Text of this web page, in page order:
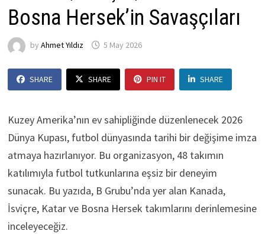
Bosna Hersek’in Savaşçıları
by Ahmet Yıldız 5 May 2026
SHARE SHARE PIN IT SHARE
Kuzey Amerika’nın ev sahipliğinde düzenlenecek 2026
Dünya Kupası, futbol dünyasında tarihi bir değişime imza
atmaya hazırlanıyor. Bu organizasyon, 48 takımın
katılımıyla futbol tutkunlarına eşsiz bir deneyim
sunacak. Bu yazıda, B Grubu’nda yer alan Kanada,
İsviçre, Katar ve Bosna Hersek takımlarını derinlemesine
inceleyeceğiz.